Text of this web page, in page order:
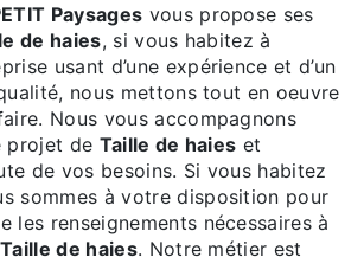
Paysages vous propose ses
de haies, si vous habitez à
usant d’une expérience et d’un
nous mettons tout en oeuvre
Nous vous accompagnons
projet de Taille de haies et
de vos besoins. Si vous habitez
sommes à votre disposition pour
les renseignements nécessaires à
Taille de haies. Notre métier est